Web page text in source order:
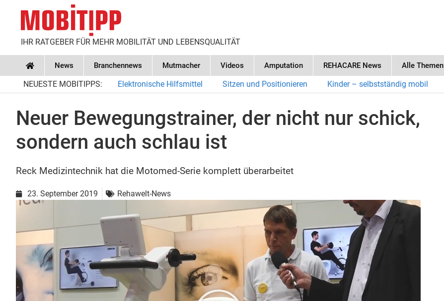
IHR RATGEBER FÜR MEHR MOBILITÄT UND LEBENSQUALITÄT
Home
News Branchennews Mutmacher Videos Amputation REHACARE News Alle Themen
NEUESTE MOBITIPPS: Elektronische Hilfsmittel Sitzen und Positionieren Kinder – selbstständig mobil
Neuer Bewegungstrainer, der nicht nur schick,
sondern auch schlau ist
Reck Medizintechnik hat die Motomed-Serie komplett überarbeitet
23. September 2019 Rehawelt-News